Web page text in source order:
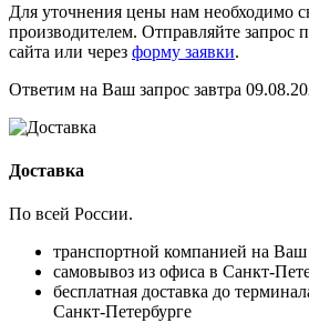
Для уточнения цены нам необходимо
производителем. Отправляйте запрос
сайта или через форму заявки.
Ответим на Ваш запрос завтра
Доставка
По всей России.
транспортной компанией на
самовывоз из офиса в Санкт-
бесплатная доставка до
Санкт-Петербурге